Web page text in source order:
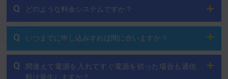
Q どのような料金システムですか？
Q いつまでに申し込みすれば間に合いますか？
Q
間違えて電源を入れてすぐ電源を切った場合も通信
料は発生しますか？